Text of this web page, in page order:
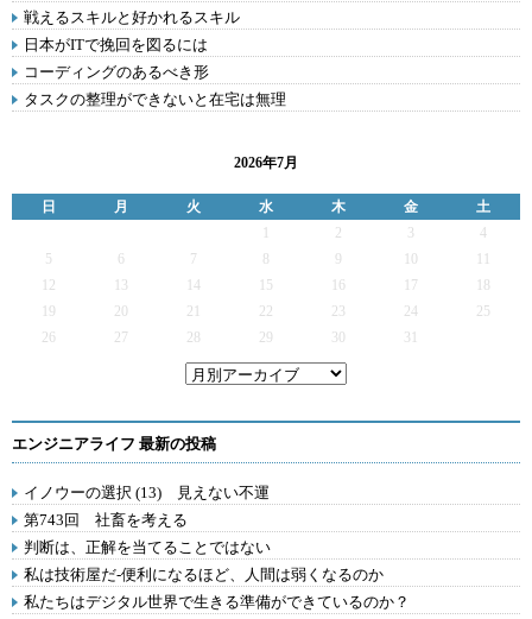
戦えるスキルと好かれるスキル
日本がITで挽回を図るには
コーディングのあるべき形
タスクの整理ができないと在宅は無理
2026年7月
日 月 火 水 木 金
土
2 3
4
5
6 7 9
12
13 14 15 16 17
19
20 21 22 23 24
25
26
27 28 29 30 31
エンジニアライフ 最新の投稿
イノウーの選択 (13) 見えない不運
第743回 社畜を考える
判断は、正解を当てることではない
私は技術屋だ-便利になるほど、人間は弱くなるのか
私たちはデジタル世界で生きる準備ができているのか？